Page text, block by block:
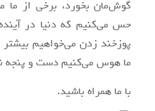
گوش‌مان بخورد، برخی از
حس می‌کنیم که دنیا در
پوزخند زدن می‌خواهیم بیشتر
ما هوس می‌کنیم دست و پنجه
با ما همراه باشید.